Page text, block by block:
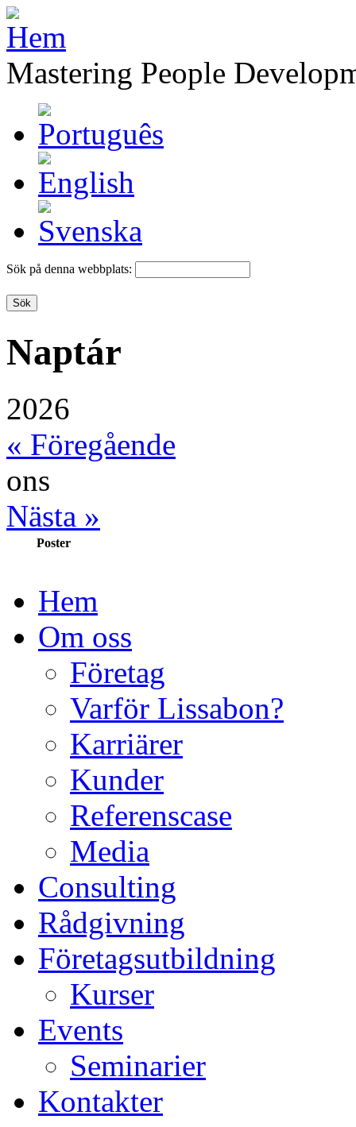
Mastering People
Sök på denna webbplats:
Naptár
2026
« Föregående
ons
Nästa »
Poster
Hem
Om oss
Företag
Varför Lissabon?
Karriärer
Kunder
Referenscase
Media
Consulting
Rådgivning
Företagsutbildning
Kurser
Events
Seminarier
Kontakter